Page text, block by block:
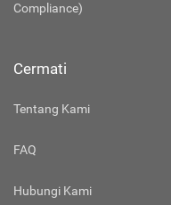
Compliance)
Cermati
Tentang Kami
FAQ
Hubungi Kami